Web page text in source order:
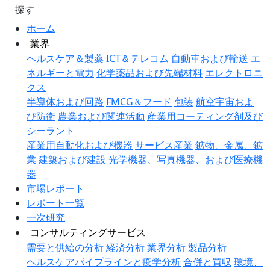
ホーム
業界
ヘルスケア＆製薬ICT＆テレコム 自動車および輸送 エ
ネルギーと電力 化学薬品および先端材料 エレクトロニ
クス
半導体および回路 FMCG＆フード 包装 航空宇宙およ
び防衛 農業および関連活動 産業用コーティング剤及び
シーラント
産業用自動化および機器 サービス産業 鉱物、金属、鉱
業 建築および建設 光学機器、写真機器、および医療機
器
市場レポート
レポート一覧
一次研究
コンサルティングサービス
需要と供給の分析経済分析業界分析製品分析
ヘルスケアパイプラインと疫学分析合併と買収 環境、
探す